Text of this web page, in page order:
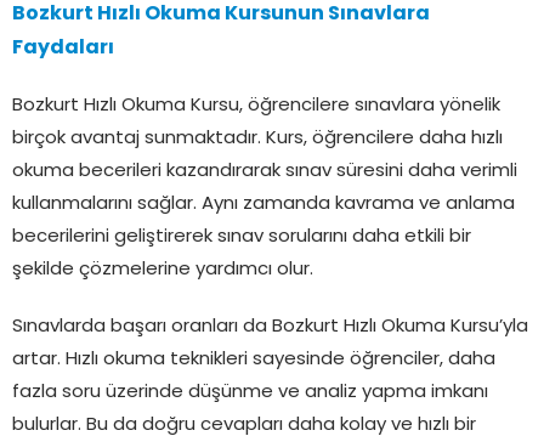
Bozkurt Hızlı Okuma Kursunun Sınavlara
Faydaları
Bozkurt Hızlı Okuma Kursu, öğrencilere sınavlara yönelik
birçok avantaj sunmaktadır. Kurs, öğrencilere daha hızlı
okuma becerileri kazandırarak sınav süresini daha verimli
kullanmalarını sağlar. Aynı zamanda kavrama ve anlama
becerilerini geliştirerek sınav sorularını daha etkili bir
şekilde çözmelerine yardımcı olur.
Sınavlarda başarı oranları da Bozkurt Hızlı Okuma Kursu’yla
artar. Hızlı okuma teknikleri sayesinde öğrenciler, daha
fazla soru üzerinde düşünme ve analiz yapma imkanı
bulurlar. Bu da doğru cevapları daha kolay ve hızlı bir